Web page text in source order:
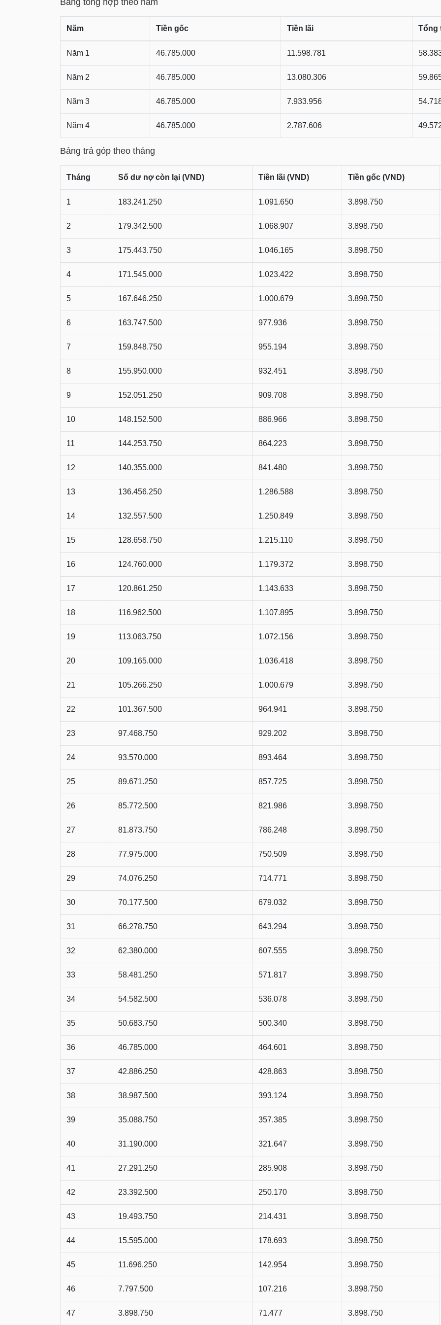
Bảng tổng hợp theo năm
Năm Tiền gốc Tiền lãi Tổng
Năm 1 46.785.000 11.598.781
Năm 2 46.785.000 13.080.306
Năm 3 46.785.000 7.933.956
Năm 4 46.785.000 2.787.606
Bảng trả góp theo tháng
Tháng Số dư nợ còn lại (VND) Tiền lãi (VND) Tiền gốc (VND)
1 183.241.250 1.091.650 3.898.750
2 179.342.500 1.068.907 3.898.750
3 175.443.750 1.046.165 3.898.750
4 171.545.000 1.023.422 3.898.750
5 167.646.250 1.000.679 3.898.750
6 163.747.500 977.936 3.898.750
7 159.848.750 955.194 3.898.750
8 155.950.000 932.451 3.898.750
9 152.051.250 909.708 3.898.750
10 148.152.500 886.966 3.898.750
11 144.253.750 864.223 3.898.750
12 140.355.000 841.480 3.898.750
13 136.456.250 1.286.588 3.898.750
14 132.557.500 1.250.849 3.898.750
15 128.658.750 1.215.110 3.898.750
16 124.760.000 1.179.372 3.898.750
17 120.861.250 1.143.633 3.898.750
18 116.962.500 1.107.895 3.898.750
19 113.063.750 1.072.156 3.898.750
20 109.165.000 1.036.418 3.898.750
21 105.266.250 1.000.679 3.898.750
22 101.367.500 964.941 3.898.750
23 97.468.750 929.202 3.898.750
24 93.570.000 893.464 3.898.750
25 89.671.250 857.725 3.898.750
26 85.772.500 821.986 3.898.750
27 81.873.750 786.248 3.898.750
28 77.975.000 750.509 3.898.750
29 74.076.250 714.771 3.898.750
30 70.177.500 679.032 3.898.750
31 66.278.750 643.294 3.898.750
32 62.380.000 607.555 3.898.750
33 58.481.250 571.817 3.898.750
34 54.582.500 536.078 3.898.750
35 50.683.750 500.340 3.898.750
36 46.785.000 464.601 3.898.750
37 42.886.250 428.863 3.898.750
38 38.987.500 393.124 3.898.750
39 35.088.750 357.385 3.898.750
40 31.190.000 321.647 3.898.750
41 27.291.250 285.908 3.898.750
42 23.392.500 250.170 3.898.750
43 19.493.750 214.431 3.898.750
44 15.595.000 178.693 3.898.750
45 11.696.250 142.954 3.898.750
46 7.797.500 107.216 3.898.750
47 3.898.750 71.477 3.898.750